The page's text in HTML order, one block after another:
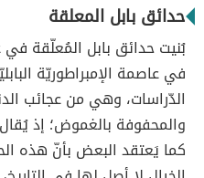
حدائق بابل المعلقة
بُنيت حدائق بابل المُعلّقة في
في عاصمة الإمبراطوريّة
الدّراسات، وهي من عجائب
والمحفوفة بالغموض؛ إذ
كما يَعتقد البعض بأنّ هذه